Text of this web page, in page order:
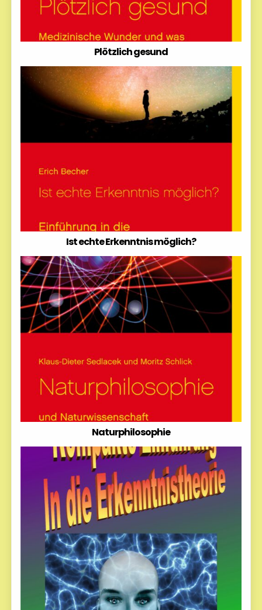
Plötzlich gesund
Ist echte Erkenntnis möglich?
Naturphilosophie